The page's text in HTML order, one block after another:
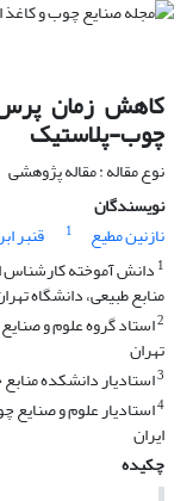
کاهش زمان پرس
چوب-پلاستیک
نوع مقاله : مقاله پژوهشی
نویسندگان
نازنین مطیع
1 قنبر
1 دانش آموخته کارشناس
منابع طبیعی، دانشگاه
2استاد گروه علوم و
تهران
3استادیار دانشکده
4استادیار علوم و صنایع
ایران
چکیده